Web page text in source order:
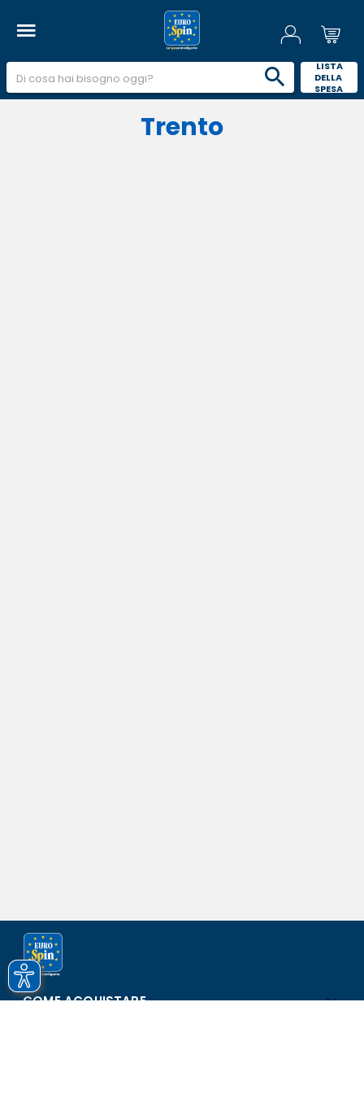
LISTA
DELLA
SPESA
Trento
COME ACQUISTARE